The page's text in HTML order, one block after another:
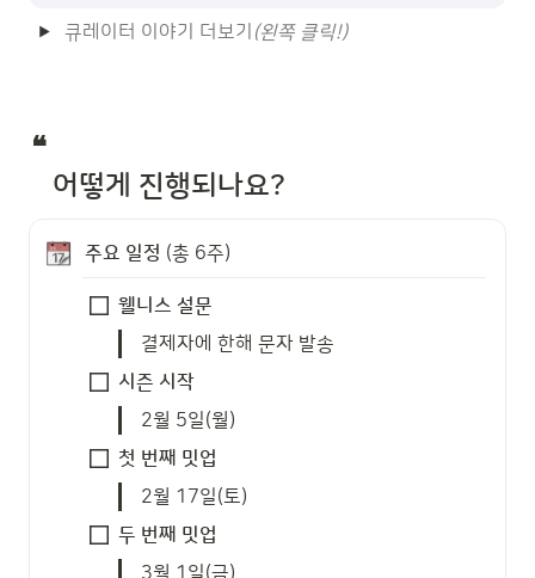
큐레이터 이야기 더보기 (왼쪽 클릭!)
❝
   어떻게 진행되나요?
주요 일정 (총 6주)
웰니스 설문
결제자에 한해 문자 발송
시즌 시작
2월 5일(월)
첫 번째 밋업
2월 17일(토)
두 번째 밋업
3월 1일(금)